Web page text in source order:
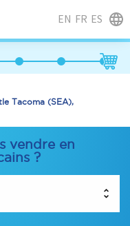
EN FR ES
Tacoma (SEA),
vendre en
?